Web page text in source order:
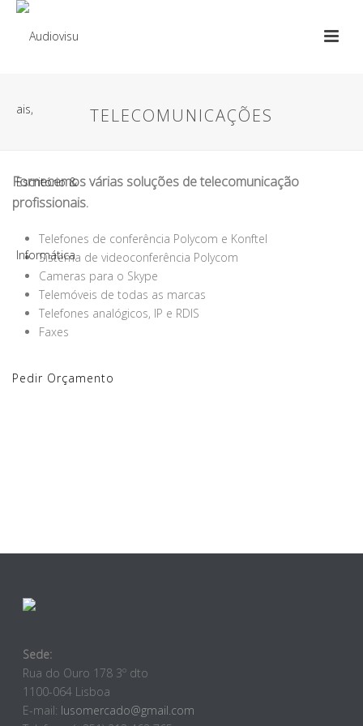
TELECOMUNICAÇÕES
Fornecemos várias soluções de telecomunicação
profissionais.
Telefones de conferência Polycom e Konftel
Sistema de videoconferência Polycom
Cameras para o Skype
Telemóveis de todas as marcas
Telefones analógicos, IP e RDIS
Faxes
Pedir Orçamento
Sede:
Rua do Ouro 178 3º dto
1100-064 Lisboa
E-mail: lusomercado@gmail.com